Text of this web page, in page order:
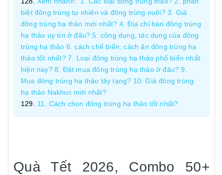
biệt đông trùng tự nhiên và đông trùng nuôi? 3. Giá
đông trùng hạ thảo mới nhất? 4. Địa chỉ bán đông trùng
hạ thảo uy tín ở đâu? 5. công dụng, tác dụng của đông
trùng hạ thảo 6. cách chế biến, cách ăn đông trùng hạ
thảo tốt nhất? 7. Loại đông trùng hạ thảo phổ biến nhất
hiện nay? 8. Đặt mua đông trùng hạ thảo ở đâu? 9.
Mua đông trùng hạ thảo tây tạng? 10. Giá đông trùng
hạ thảo Nakhuc mới nhất?
11. Cách chọn đông trùng hạ thảo tốt nhất?
Quà Tết 2026, Combo 50+